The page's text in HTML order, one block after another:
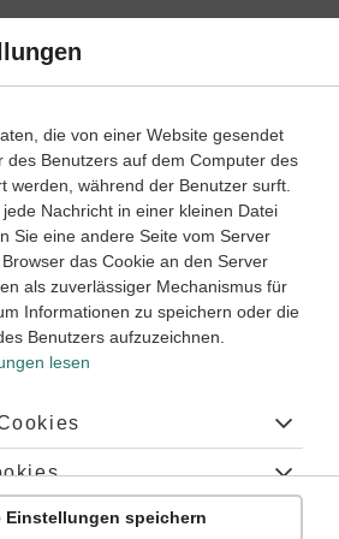
einfach erklärt
– die beliebtesten Themen
Labor
dir, was du beim Arbeiten im
die von einer Website gesendet
des Benutzers auf dem Computer des
werden, während der Benutzer surft.
Nachricht in einer kleinen Datei
Sie eine andere Seite vom Server
das Cookie an den Server
als zuverlässiger Mechanismus für
Informationen zu speichern oder die
Benutzers aufzuzeichnen.
lesen
Cookies
Einstellungen speichern